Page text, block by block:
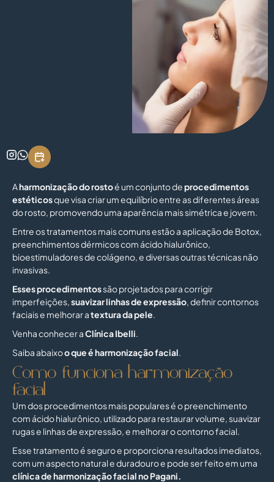
Aharmonização do rostoé um conjunto deprocedimentos
estéticosque visa criar um equilíbrio entre as diferentes áreas
do rosto, promovendo uma aparência mais simétrica e jovem.
Entre os tratamentos mais comuns estão a aplicação de Botox,
preenchimentos dérmicos com ácido hialurônico,
bioestimuladores de colágeno, e diversas outras técnicas não
invasivas.
Esses procedimentossão projetados para corrigir
imperfeições,suavizar linhas de expressão, definir contornos
faciais e melhorar atextura da pele.
Venha conhecer aClínica Ibelli.
Saiba abaixoo que é harmonização facial.
Como funciona harmonização
facial
Um dos procedimentos mais populares é o preenchimento
com ácido hialurônico, utilizado para restaurar volume, suavizar
rugas e linhas de expressão, e melhorar o contorno facial.
Esse tratamento é seguro e proporciona resultados imediatos,
com um aspecto natural e duradouro e pode ser feito em uma
clínica de harmonização facial no Pagani.